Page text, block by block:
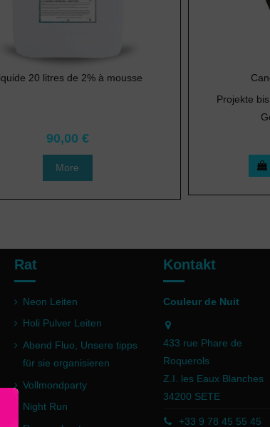
20 litres de 2% à mousse
90,00 €
More
Projekte
Rat
Neon Leiten
Holi Pulver Leiten
Abend Fluo, Unsere tipps
für sie organisieren
Vollmondparty
Night Run
Kontakt
Couleur de Nuit
433 rue Phare de
Roquerols
Z.I. les Eaux Blanches
34200 SETE
+33 9 78 45 55 45